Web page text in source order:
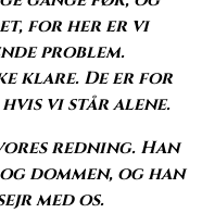
for her er vi
problem.
klare. De er for
vi står alene.
redning. Han
dommen, og han
med os.